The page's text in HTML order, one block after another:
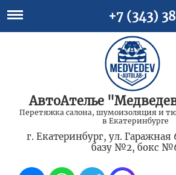
+7 (343)
АвтоАтелье
Перетяжка салона, шумоизоляция и
в Екатеринбурге
г. Екатеринбург, ул. Гаражная
базу №2, бокс